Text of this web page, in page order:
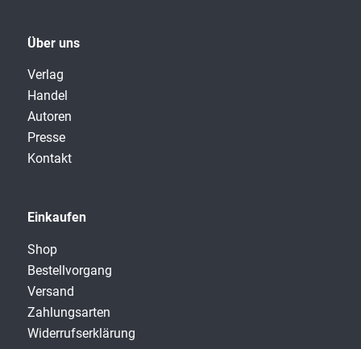
Über uns
Verlag
Handel
Autoren
Presse
Kontakt
Einkaufen
Shop
Bestellvorgang
Versand
Zahlungsarten
Widerrufserklärung